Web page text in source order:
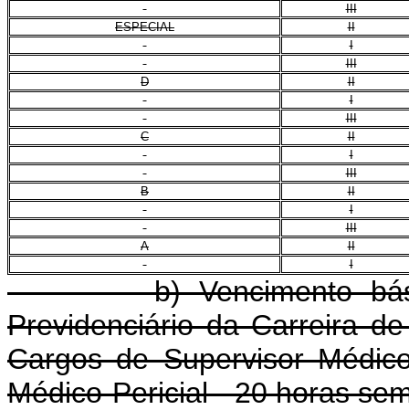
III
ESPECIAL
II
I
III
D
II
I
III
C
II
I
III
B
II
I
III
A
II
I
b) Vencimento básico
Previdenciário da Carreira
Cargos de Supervisor
Médico-Pericial - 20 horas